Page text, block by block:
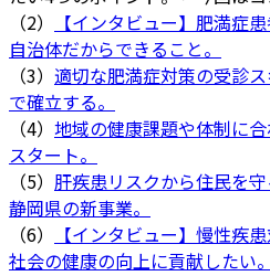
（2）
【インタビュー】肥満症
自治体だからできること。
（3） 適切な肥満症対策の受診
で確立する。
（4） 地域の健康課題や体制に
スタート。
（5） 肝疾患リスクから住民を
静岡県の新事業。
（6）
【インタビュー】慢性疾
社会の健康の向上に貢献したい。